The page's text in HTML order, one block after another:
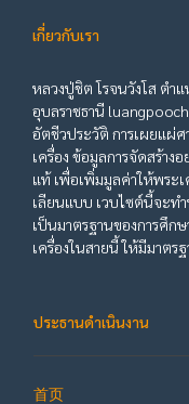
เกี่ยวกับเรา
หลวงปู่ชิต โรจนวังโส ตำ
อุบลราชธานี
อัตชีวประวัติ การเผยแผ่
เครื่อง ข้อมูลการจัดสร้าง
แท้ เพื่อเพิ่มมูลค่าให้พระ
เลียนแบบ เวบไซต์นี้จะท
เป็นมาตรฐานของการศึ
เครื่องในสายนี้ ให้มีมาตร
ประธานดำเนินงาน
首页